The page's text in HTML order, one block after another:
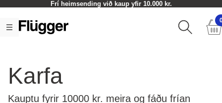
Frí heimsending við kaup yfir 10.000 kr.
Karfa
Kauptu fyrir 10000 kr. meira og fáðu frían